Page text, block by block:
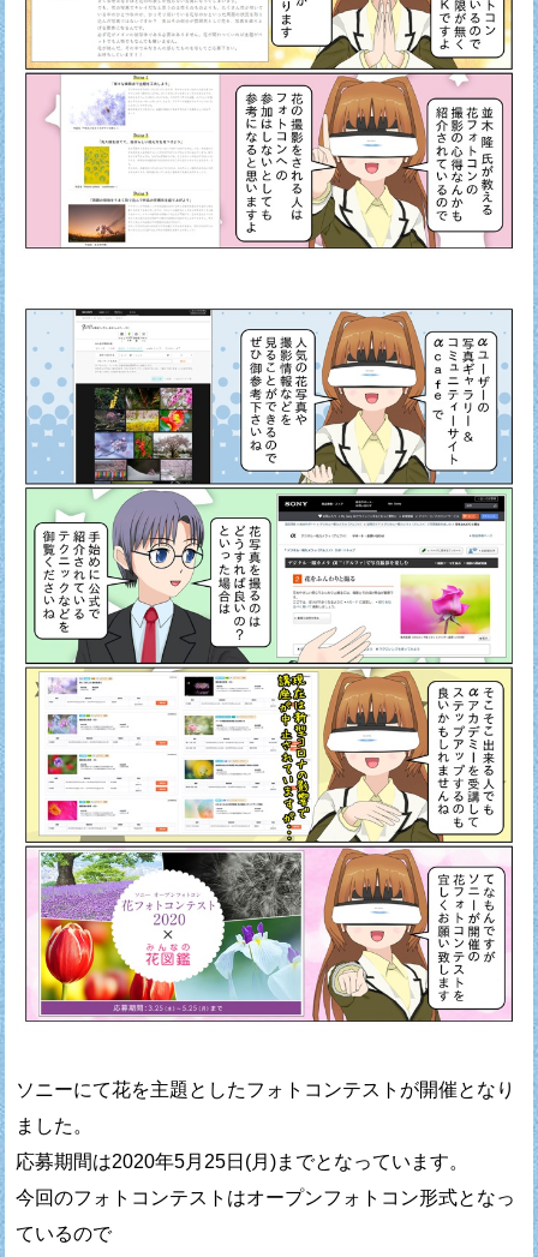
ソニーにて花を主題としたフォトコンテストが開催となり
ました。
応募期間は2020年5月25日(月)までとなっています。
今回のフォトコンテストはオープンフォトコン形式となっ
ているので